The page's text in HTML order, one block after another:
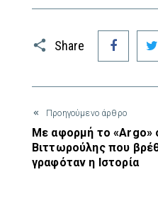
Share
Προηγούμενο άρθρο
Με αφορμή το
Βιττωρούλης που
γραφόταν η Ιστορία